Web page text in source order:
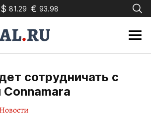
$ 81.29 € 93.98
сотрудничать с
Новости